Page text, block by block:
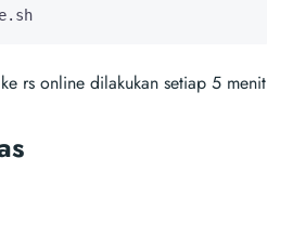
rs online dilakukan setiap 5 menit